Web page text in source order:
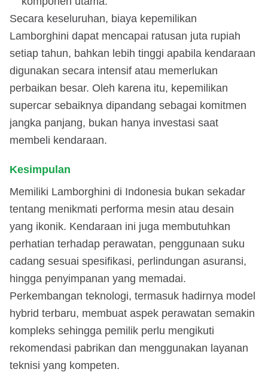
Secara keseluruhan, biaya kepemilikan
Lamborghini dapat mencapai ratusan juta rupiah
setiap tahun, bahkan lebih tinggi apabila kendaraan
digunakan secara intensif atau memerlukan
perbaikan besar. Oleh karena itu, kepemilikan
supercar sebaiknya dipandang sebagai komitmen
jangka panjang, bukan hanya investasi saat
membeli kendaraan.
Kesimpulan
Memiliki Lamborghini di Indonesia bukan sekadar
tentang menikmati performa mesin atau desain
yang ikonik. Kendaraan ini juga membutuhkan
perhatian terhadap perawatan, penggunaan suku
cadang sesuai spesifikasi, perlindungan asuransi,
hingga penyimpanan yang memadai.
Perkembangan teknologi, termasuk hadirnya model
hybrid terbaru, membuat aspek perawatan semakin
kompleks sehingga pemilik perlu mengikuti
rekomendasi pabrikan dan menggunakan layanan
teknisi yang kompeten.